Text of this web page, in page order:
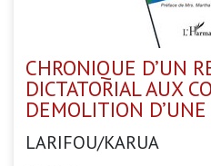
CHRONIQUE D’UN
DICTATORIAL AUX
DEMOLITION
LARIFOU/KARUA